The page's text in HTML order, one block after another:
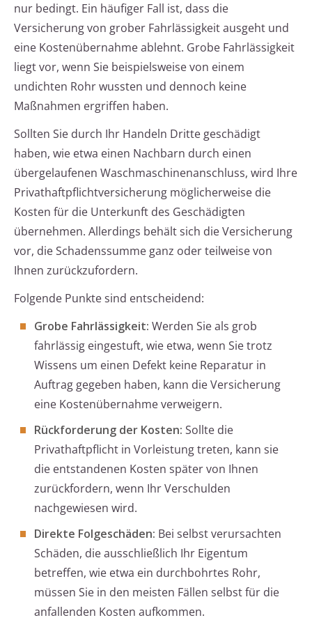
nur bedingt. Ein häufiger Fall ist, dass die
Versicherung von grober Fahrlässigkeit ausgeht und
eine Kostenübernahme ablehnt. Grobe Fahrlässigkeit
liegt vor, wenn Sie beispielsweise von einem
undichten Rohr wussten und dennoch keine
Maßnahmen ergriffen haben.
Sollten Sie durch Ihr Handeln Dritte geschädigt
haben, wie etwa einen Nachbarn durch einen
übergelaufenen Waschmaschinenanschluss, wird Ihre
Privathaftpflichtversicherung möglicherweise die
Kosten für die Unterkunft des Geschädigten
übernehmen. Allerdings behält sich die Versicherung
vor, die Schadenssumme ganz oder teilweise von
Ihnen zurückzufordern.
Folgende Punkte sind entscheidend:
Grobe Fahrlässigkeit: Werden Sie als grob
fahrlässig eingestuft, wie etwa, wenn Sie trotz
Wissens um einen Defekt keine Reparatur in
Auftrag gegeben haben, kann die Versicherung
eine Kostenübernahme verweigern.
Rückforderung der Kosten: Sollte die
Privathaftpflicht in Vorleistung treten, kann sie
die entstandenen Kosten später von Ihnen
zurückfordern, wenn Ihr Verschulden
nachgewiesen wird.
Direkte Folgeschäden: Bei selbst verursachten
Schäden, die ausschließlich Ihr Eigentum
betreffen, wie etwa ein durchbohrtes Rohr,
müssen Sie in den meisten Fällen selbst für die
anfallenden Kosten aufkommen.